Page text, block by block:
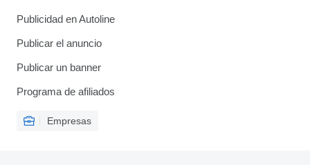
Publicidad en Autoline
Publicar el anuncio
Publicar un banner
Programa de afiliados
Empresas